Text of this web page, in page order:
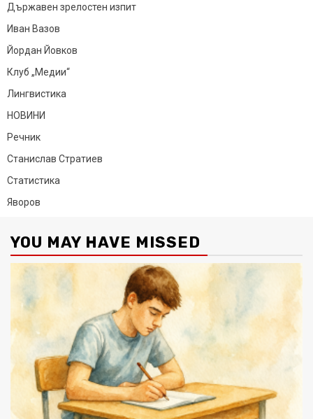
Държавен зрелостен изпит
Иван Вазов
Йордан Йовков
Клуб „Медии“
Лингвистика
НОВИНИ
Речник
Станислав Стратиев
Статистика
Яворов
YOU MAY HAVE MISSED